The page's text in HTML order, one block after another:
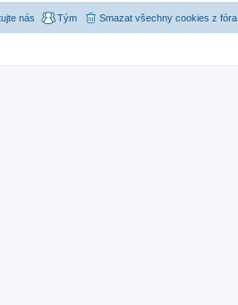
Smazat všechny cookies z fóra
Tým
nás